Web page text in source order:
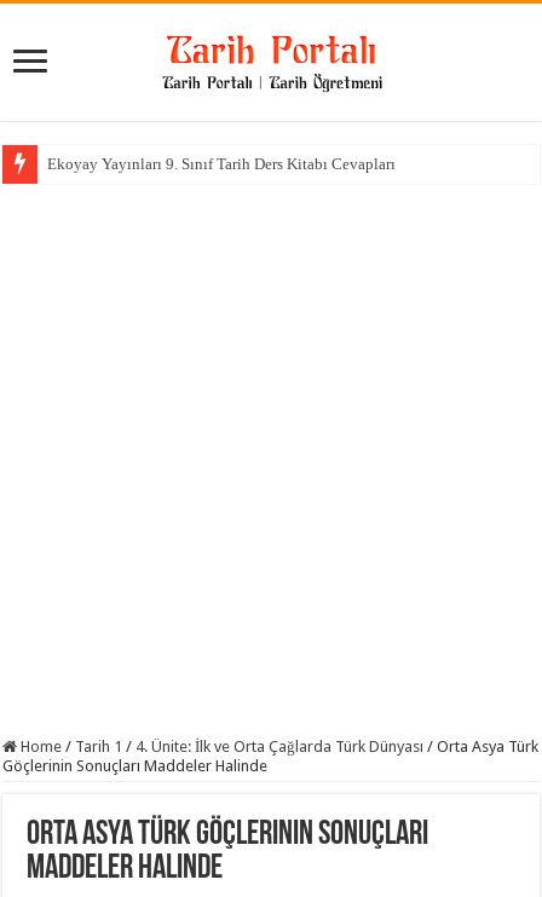
Ekoyay Yayınları 9. Sınıf Tarih Ders Kitabı Cevapları
Home / Tarih 1 / 4. Ünite: İlk ve Orta Çağlarda Türk Dünyası / Orta Asya Türk
Göçlerinin Sonuçları Maddeler Halinde
Orta Asya Türk Göçlerinin Sonuçları
Maddeler Halinde